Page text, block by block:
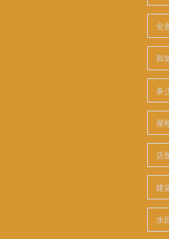
全
和
多
屋
店
建
水